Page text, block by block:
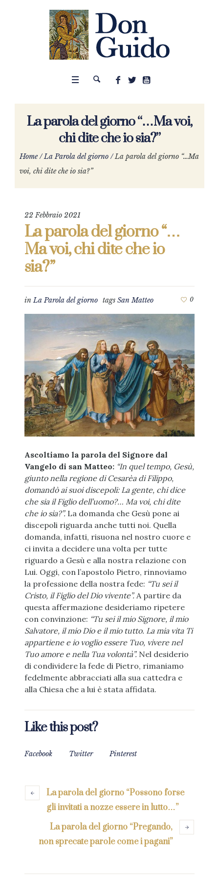
La parola del giorno “…Ma voi,
chi dite che io sia?”
Home /La Parola del giorno /La parola del giorno “…Ma
voi, chi dite che io sia?”
22 Febbraio 2021
La parola del giorno “…
Ma voi, chi dite che io
sia?”
inLa Parola del giorno tags San Matteo 0
Ascoltiamo la parola del Signore dal
Vangelo di san Matteo: “In quel tempo, Gesù,
giunto nella regione di Cesarèa di Filippo,
domandò ai suoi discepoli: La gente, chi dice
che sia il Figlio dell’uomo?… Ma voi, chi dite
che io sia?”. La domanda che Gesù pone ai
discepoli riguarda anche tutti noi. Quella
domanda, infatti, risuona nel nostro cuore e
ci invita a decidere una volta per tutte
riguardo a Gesù e alla nostra relazione con
Lui. Oggi, con l’apostolo Pietro, rinnoviamo
la professione della nostra fede: “Tu sei il
Cristo, il Figlio del Dio vivente”. A partire da
questa affermazione desideriamo ripetere
con convinzione: “Tu sei il mio Signore, il mio
Salvatore, il mio Dio e il mio tutto. La mia vita Ti
appartiene e io voglio essere Tuo, vivere nel
Tuo amore e nella Tua volontà”. Nel desiderio
di condividere la fede di Pietro, rimaniamo
fedelmente abbracciati alla sua cattedra e
alla Chiesa che a lui è stata affidata.
Like this post?
Facebook Twitter Pinterest
La parola del giorno “Possono forse
gli invitati a nozze essere in lutto…”
La parola del giorno “Pregando,
non sprecate parole come i pagani”